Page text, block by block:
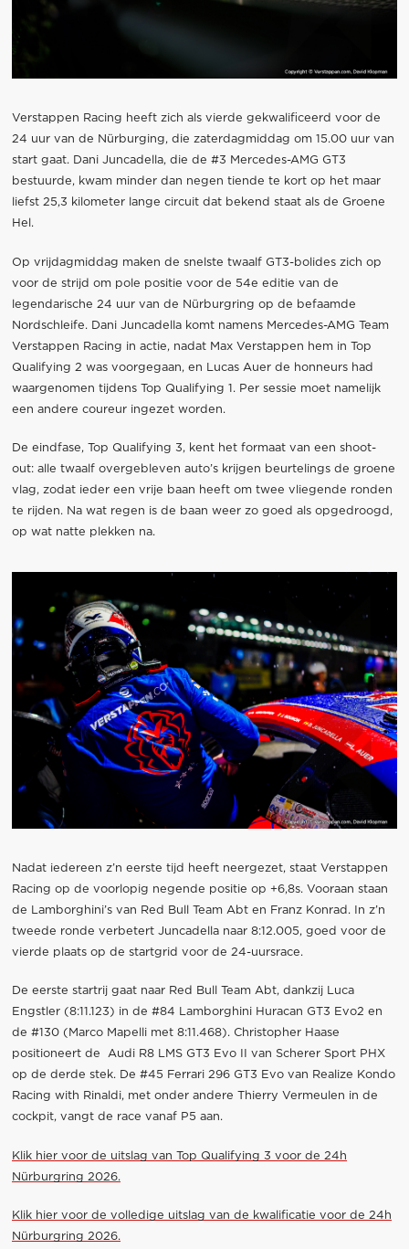
Verstappen Racing heeft zich als vierde gekwalificeerd voor de
24 uur van de Nürburging, die zaterdagmiddag om 15.00 uur van
start gaat. Dani Juncadella, die de #3 Mercedes-AMG GT3
bestuurde, kwam minder dan negen tiende te kort op het maar
liefst 25,3 kilometer lange circuit dat bekend staat als de Groene
Hel.
Op vrijdagmiddag maken de snelste twaalf GT3-bolides zich op
voor de strijd om pole positie voor de 54e editie van de
legendarische 24 uur van de Nürburgring op de befaamde
Nordschleife. Dani Juncadella komt namens Mercedes-AMG Team
Verstappen Racing in actie, nadat Max Verstappen hem in Top
Qualifying 2 was voorgegaan, en Lucas Auer de honneurs had
waargenomen tijdens Top Qualifying 1. Per sessie moet namelijk
een andere coureur ingezet worden.
De eindfase, Top Qualifying 3, kent het formaat van een shoot-
out: alle twaalf overgebleven auto’s krijgen beurtelings de groene
vlag, zodat ieder een vrije baan heeft om twee vliegende ronden
te rijden. Na wat regen is de baan weer zo goed als opgedroogd,
op wat natte plekken na.
Nadat iedereen z’n eerste tijd heeft neergezet, staat Verstappen
Racing op de voorlopig negende positie op +6,8s. Vooraan staan
de Lamborghini’s van Red Bull Team Abt en Franz Konrad. In z’n
tweede ronde verbetert Juncadella naar 8:12.005, goed voor de
vierde plaats op de startgrid voor de 24-uursrace.
De eerste startrij gaat naar Red Bull Team Abt, dankzij Luca
Engstler (8:11.123) in de #84 Lamborghini Huracan GT3 Evo2 en
de #130 (Marco Mapelli met 8:11.468). Christopher Haase
positioneert de Audi R8 LMS GT3 Evo II van Scherer Sport PHX
op de derde stek. De #45 Ferrari 296 GT3 Evo van Realize Kondo
Racing with Rinaldi, met onder andere Thierry Vermeulen in de
cockpit, vangt de race vanaf P5 aan.
Klik hier voor de uitslag van Top Qualifying 3 voor de 24h
Nürburgring 2026.
Klik hier voor de volledige uitslag van de kwalificatie voor de 24h
Nürburgring 2026.